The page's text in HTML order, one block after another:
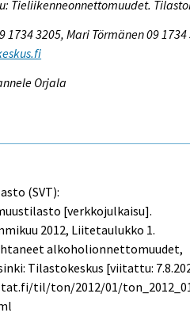
Tieliikenneonnettomuudet.
3205, Mari Törmänen 09 1734
Orjala
(SVT):
[verkkojulkaisu].
2012, Liitetaulukko 1.
alkoholionnettomuudet,
Tilastokeskus [viitattu:
til/ton/2012/01/